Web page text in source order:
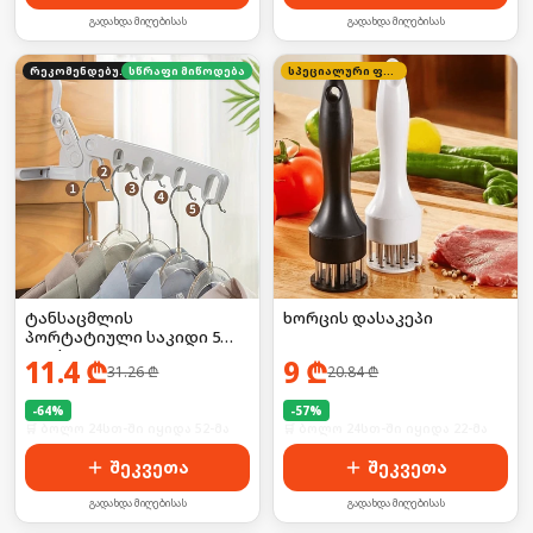
გადახდა მიღებისას გადახდა მიღებისას
რეკომენდებულისწრაფი მიწოდება
ტანსაცმლის
პორტატიული საკიდი 5
კაუჭით
11.4₾31.26₾
-64%
შეკვეთა
გადახდა მიღებისას
სპეციალური ფასი
ხორცის დასაკეპი
9 ₾20.84₾
-57%
შეკვეთა
გადახდა მიღებისას